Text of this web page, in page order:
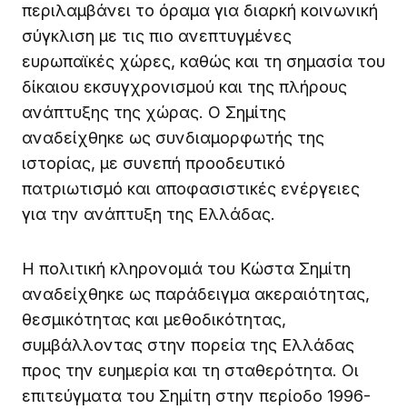
περιλαμβάνει το όραμα για διαρκή κοινωνική
σύγκλιση με τις πιο ανεπτυγμένες
ευρωπαϊκές χώρες, καθώς και τη σημασία του
δίκαιου εκσυγχρονισμού και της πλήρους
ανάπτυξης της χώρας. Ο Σημίτης
αναδείχθηκε ως συνδιαμορφωτής της
ιστορίας, με συνεπή προοδευτικό
πατριωτισμό και αποφασιστικές ενέργειες
για την ανάπτυξη της Ελλάδας.
Η πολιτική κληρονομιά του Κώστα Σημίτη
αναδείχθηκε ως παράδειγμα ακεραιότητας,
θεσμικότητας και μεθοδικότητας,
συμβάλλοντας στην πορεία της Ελλάδας
προς την ευημερία και τη σταθερότητα. Οι
επιτεύγματα του Σημίτη στην περίοδο 1996-